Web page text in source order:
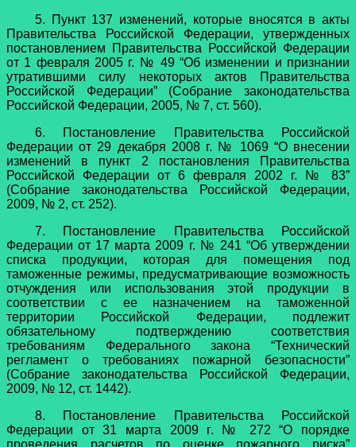
5. Пункт 137 изменений, которые вносятся в акты
Правительства Российской Федерации, утвержденных
постановлением Правительства Российской Федерации
от 1 февраля 2005 г. № 49 “Об изменении и признании
утратившими силу некоторых актов Правительства
Российской Федерации” (Собрание законодательства
Российской Федерации, 2005, № 7, ст. 560).
6. Постановление Правительства Российской
Федерации от 29 декабря 2008 г. № 1069 “О внесении
изменений в пункт 2 постановления Правительства
Российской Федерации от 6 февраля 2002 г. № 83”
(Собрание законодательства Российской Федерации,
2009, № 2, ст. 252).
7. Постановление Правительства Российской
Федерации от 17 марта 2009 г. № 241 “Об утверждении
списка продукции, которая для помещения под
таможенные режимы, предусматривающие возможность
отчуждения или использования этой продукции в
соответствии с ее назначением на таможенной
территории Российской Федерации, подлежит
обязательному подтверждению соответствия
требованиям Федерального закона “Технический
регламент о требованиях пожарной безопасности”
(Собрание законодательства Российской Федерации,
2009, № 12, ст. 1442).
8. Постановление Правительства Российской
Федерации от 31 марта 2009 г. № 272 “О порядке
проведения расчетов по оценке пожарного риска”